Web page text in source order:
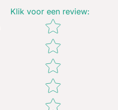
Klik voor een review:
Star rating